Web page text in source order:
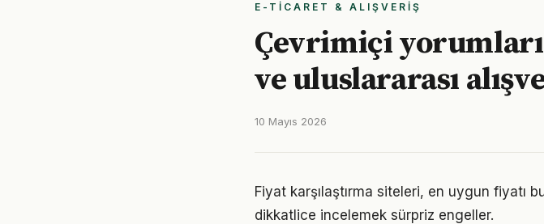
E-TICARET & ALIŞVERIŞ
Çevrimiçi
ve uluslararası
10 Mayıs 2026
Fiyat karşılaştırma siteleri, en uygun fiyatı
dikkatlice incelemek sürpriz engeller.